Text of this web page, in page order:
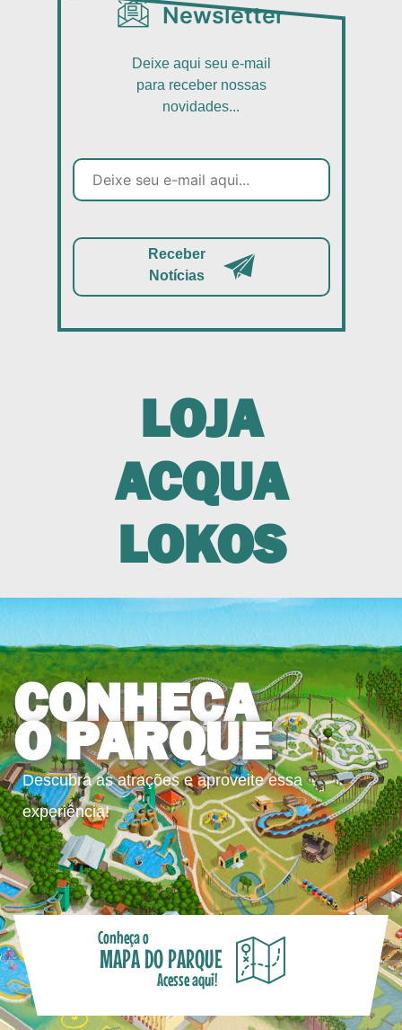
Newsletter
Deixe aqui seu e-mail
para receber nossas
novidades...
Receber
Notícias
LOJA
ACQUA
LOKOS
CONHEÇA
O PARQUE
Descubra as atrações e aproveite essa
experiência!
Conheça o
MAPA DO PARQUE
Acesse aqui!